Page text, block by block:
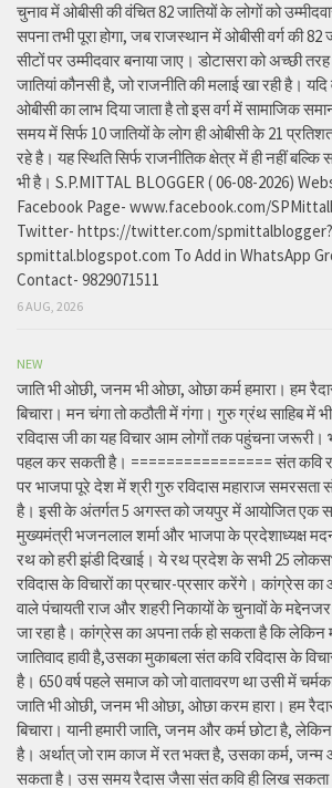
चुनाव में ओबीसी की वंचित 82 जातियों के लोगों को
सपना तभी पूरा होगा, जब राजस्थान में ओबीसी वर्ग की 82
सीटों पर उम्मीदवार बनाया जाए। डोटासरा को अच्छी
जातियां कौनसी है, जो राजनीति की मलाई खा रही है।
ओबीसी का लाभ दिया जाता है तो इस वर्ग में सामाजिक
समय में सिर्फ 10 जातियों के लोग ही ओबीसी के 21
रहे है। यह स्थिति सिर्फ राजनीतिक क्षेत्र में ही नहीं बल्कि
भी है। S.P.MITTAL BLOGGER ( 06-08-2026)
Facebook Page- www.facebook.com/
Twitter- https://twitter.com/
spmittal.blogspot.com To Add in WhatsApp
Contact- 9829071511
6 AUG, 2026
NEW
जाति भी ओछी, जनम भी ओछा, ओछा कर्म हमारा। हम
बिचारा। मन चंगा तो कठौती में गंगा। गुरु ग्रंथ साहिब में
रविदास जी का यह विचार आम लोगों तक पहुंचना जरूरी।
पहल कर सकती है। ================ संत कवि
पर भाजपा पूरे देश में श्री गुरु रविदास महाराज समरसता
है। इसी के अंतर्गत 5 अगस्त को जयपुर में आयोजित एक
मुख्यमंत्री भजनलाल शर्मा और भाजपा के प्रदेशाध्यक्ष
रथ को हरी झंडी दिखाई। ये रथ प्रदेश के सभी 25
रविदास के विचारों का प्रचार-प्रसार करेंगे। कांग्रेस
वाले पंचायती राज और शहरी निकायों के चुनावों के
जा रहा है। कांग्रेस का अपना तर्क हो सकता है कि
जातिवाद हावी है,उसका मुकाबला संत कवि रविदास के
है। 650 वर्ष पहले समाज को जो वातावरण था उसी में
जाति भी ओछी, जनम भी ओछा, ओछा करम हारा। हम
बिचारा। यानी हमारी जाति, जनम और कर्म छोटा है,
है। अर्थात् जो राम काज में रत भक्त है, उसका कर्म,
सकता है। उस समय रैदास जैसा संत कवि ही लिख सकता